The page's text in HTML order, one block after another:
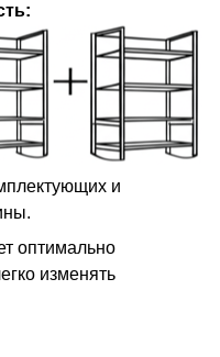
и
оптимально
изменять